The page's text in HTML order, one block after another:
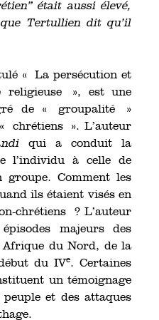
était aussi élevé,
Tertullien dit qu’il
« La persécution et
religieuse », est une
de « groupalité »
chrétiens ». L’auteur
qui a conduit la
l’individu à celle de
groupe. Comment les
ils étaient visés en
chrétiens ? L’auteur
majeurs des
Afrique du Nord, de la
du IVe. Certaines
un témoignage
et des attaques